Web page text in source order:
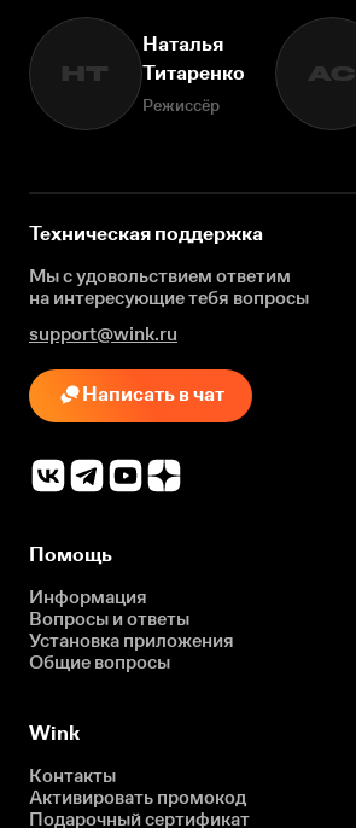
НТ
Наталья
Титаренко
Режиссёр
АС
Техническая поддержка
Мы с удовольствием ответим
на интересующиетебя вопросы
support@wink.ru
Написать в чат
Помощь
Информация
Вопросы и ответы
Установка приложения
Общие вопросы
Wink
Контакты
Активировать промокод
Подарочный сертификат